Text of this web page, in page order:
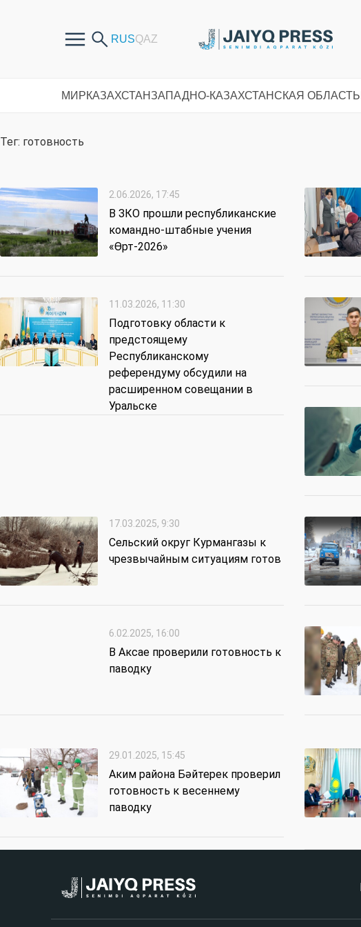
МИРКАЗАХСТАНЗАПАДНО-КАЗАХСТАНСКАЯ ОБЛАСТЬ
Тег: готовность
2.06.2026, 17:45
В ЗКО прошли республиканские
командно-штабные учения
«Өрт-2026»
11.03.2026, 11:30
Подготовку области к
предстоящему
Республиканскому
референдуму обсудили на
расширенном совещании в
Уральске
17.03.2025, 9:30
Сельский округ Курмангазы к
чрезвычайным ситуациям готов
6.02.2025, 16:00
В Аксае проверили готовность к
паводку
29.01.2025, 15:45
Аким района Бәйтерек проверил
готовность к весеннему
паводку